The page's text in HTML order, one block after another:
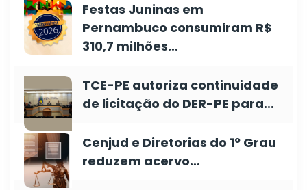
Festas Juninas em
Pernambuco consumiram R$
310,7 milhões…
TCE-PE autoriza continuidade
de licitação do DER-PE para…
Cenjud e Diretorias do 1º Grau
reduzem acervo…